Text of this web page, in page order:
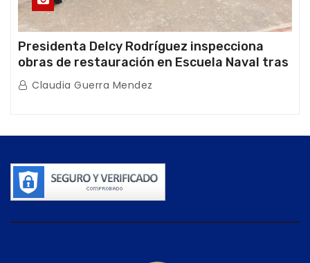
Presidenta Delcy Rodríguez inspecciona
obras de restauración en Escuela Naval tras
afectaciones sísmicas en La Guaira
Claudia Guerra Mendez